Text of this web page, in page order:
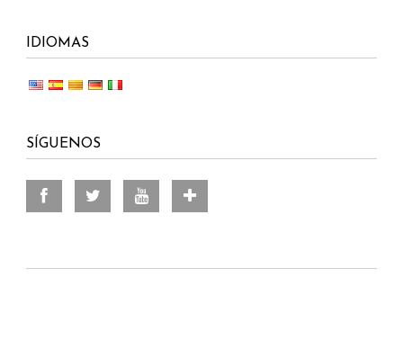
IDIOMAS
SÍGUENOS